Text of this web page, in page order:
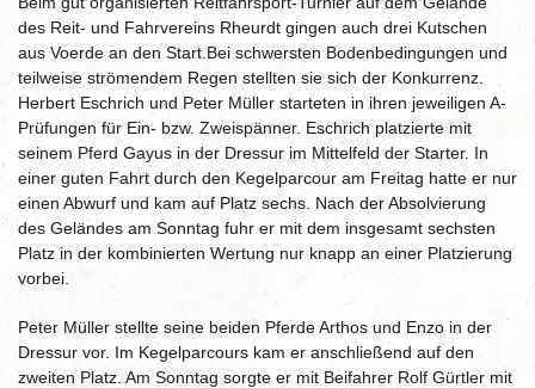
des Reit- und Fahrvereins Rheurdt gingen auch drei Kutschen
aus Voerde an den Start.Bei schwersten Bodenbedingungen und
teilweise strömendem Regen stellten sie sich der Konkurrenz.
Herbert Eschrich und Peter Müller starteten in ihren jeweiligen A-
Prüfungen für Ein- bzw. Zweispänner. Eschrich platzierte mit
seinem Pferd Gayus in der Dressur im Mittelfeld der Starter. In
einer guten Fahrt durch den Kegelparcour am Freitag hatte er nur
einen Abwurf und kam auf Platz sechs. Nach der Absolvierung
des Geländes am Sonntag fuhr er mit dem insgesamt sechsten
Platz in der kombinierten Wertung nur knapp an einer Platzierung
vorbei.
Peter Müller stellte seine beiden Pferde Arthos und Enzo in der
Dressur vor. Im Kegelparcours kam er anschließend auf den
zweiten Platz. Am Sonntag sorgte er mit Beifahrer Rolf Gürtler mit